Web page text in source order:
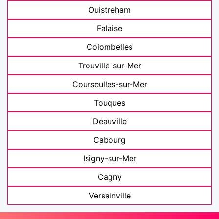
Ouistreham
Falaise
Colombelles
Trouville-sur-Mer
Courseulles-sur-Mer
Touques
Deauville
Cabourg
Isigny-sur-Mer
Cagny
Versainville